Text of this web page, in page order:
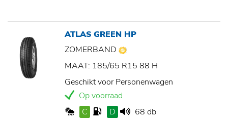
ATLAS GREEN HP
ZOMERBAND
MAAT: 185/65 R15 88 H
Geschikt voor Personenwagen
Op voorraad
C
D
68 db